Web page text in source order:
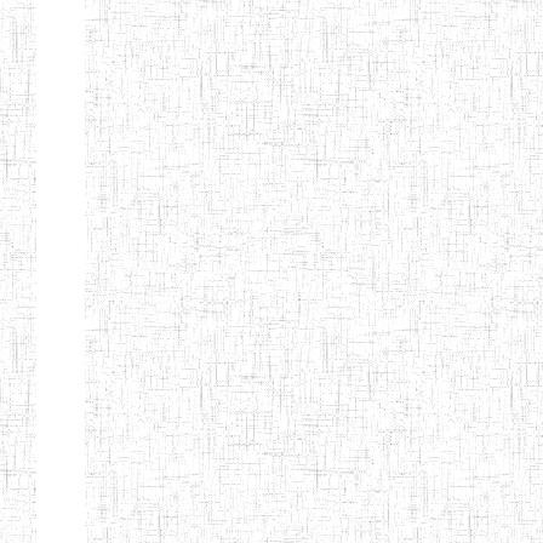
Etablissements
d'enseignement
secondaire
technique
et
professionnel
ESTP
Etablissements